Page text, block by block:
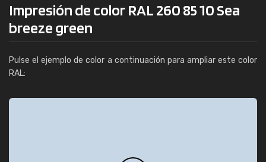
Impresión de color RAL 260 85 10 Sea
breeze green
Pulse el ejemplo de color a continuación para ampliar este color
RAL: